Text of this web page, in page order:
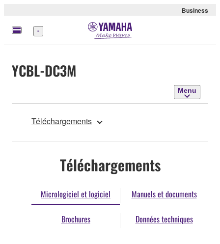
Business
Menu
YCBL-DC3M
Menu
Téléchargements
Téléchargements
Micrologiciel et logiciel Manuels et documents
Brochures Données techniques